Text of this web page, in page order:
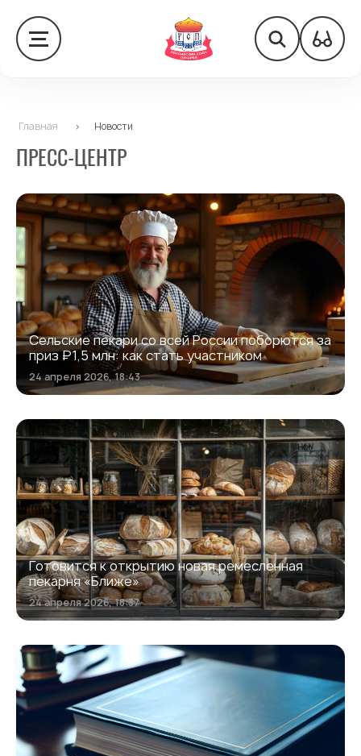
Главная > Новости
ПРЕСС-ЦЕНТР
Сельские пекари со всей России поборются за
приз ₽1,5 млн: как стать участником
24 апреля 2026, 18:43
Готовится к открытию новая ремесленная
пекарня «Ближе»
24 апреля 2026, 18:37